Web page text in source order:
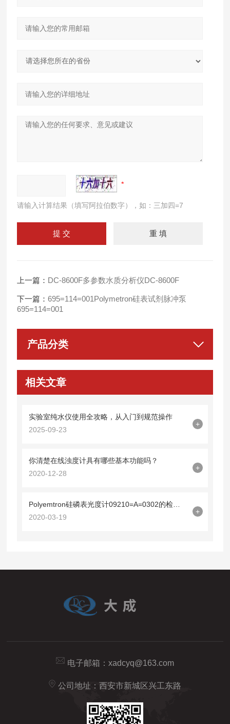
请输入计算结果（填写阿拉伯数字），如：三加四=7
上一篇： DC-8600F多参数水质分析仪DC-8600F
下一篇：695=114=001Polymetron硅表试剂脉冲泵
695=114=001
产品分类
相关文章
实验室纯水仪使用全攻略，从入门到规范操作
2025-09-23
+
你清楚在线浊度计具有哪些基本功能吗？
2020-12-28
+
2020-03-19
+
电子邮箱： xadcyq@163.com
公司地址：西安市新城区兴工东路